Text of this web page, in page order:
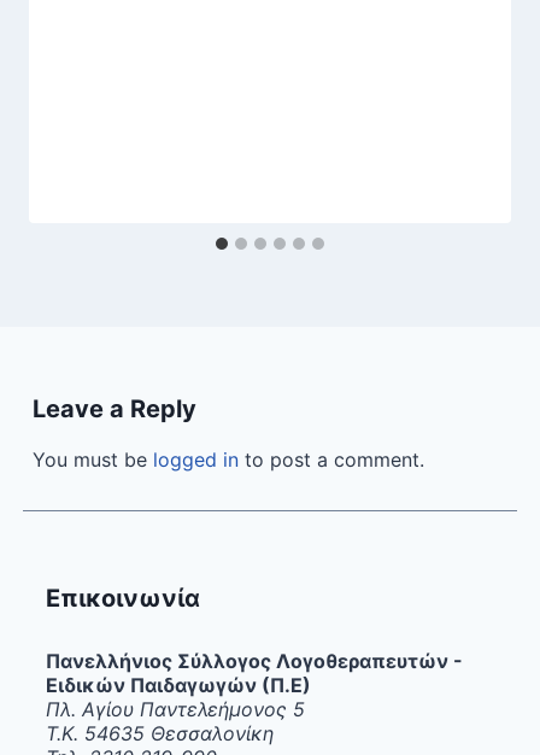
Leave a Reply
You must be logged in to post a comment.
Επικοινωνία
Πανελλήνιος Σύλλογος Λογοθεραπευτών -
Ειδικών Παιδαγωγών (Π.Ε)
Πλ. Αγίου Παντελεήμονος 5
Τ.Κ. 54635 Θεσσαλονίκη